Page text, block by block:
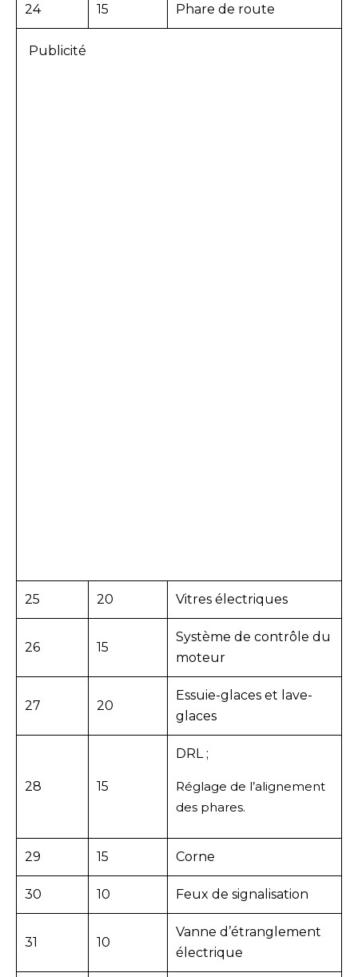
24 15 Phare de route
Publicité
25 20 Vitres électriques
26 15
Système de contrôle du
moteur
27 20
Essuie-glaces et lave-
glaces
28 15
DRL ;
Réglage de l’alignement
des phares.
29 15 Corne
30 10 Feux de signalisation
31 10
Vanne d’étranglement
électrique